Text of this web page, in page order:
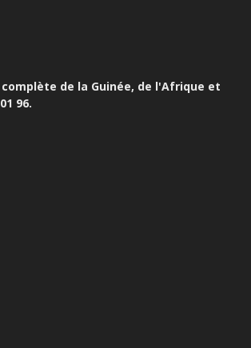
de la Guinée, de l'Afrique et
96.